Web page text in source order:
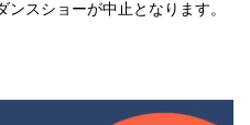
スショーが中止となります。